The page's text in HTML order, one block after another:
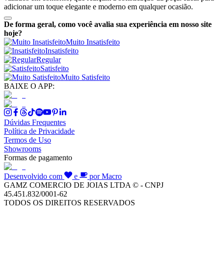
adicionar um toque elegante e moderno em qualquer ocasião.
De forma geral, como você avalia sua experiência em nosso site
hoje?
Muito Insatisfeito
Insatisfeito
Regular
Satisfeito
Muito Satisfeito
BAIXE O APP:
Dúvidas Frequentes
Política de Privacidade
Termos de Uso
Showrooms
Formas de pagamento
Desenvolvido com e
por Macro
GAMZ COMERCIO DE JOIAS LTDA © - CNPJ
45.451.832/0001-62
TODOS OS DIREITOS RESERVADOS